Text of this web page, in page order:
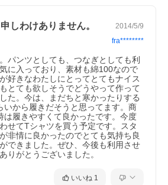
しわけありません。 2014/5/9
fra********
パンツとしても、つなぎとしても利
に入っており、素材も綿100なので
好きなわたしにとってとてもナイス
とても欲しそうでどうやって作って
た。今は、まだちと寒かったりする
いから履きだそうと思ってます。商
は履きやすくて良かったです。今度
せてTシャツを買う予定です。スタ
非情に良かったのでとても気持ち良
できました。ぜひ、今後も利用させ
りがとうございました。
いいね 1